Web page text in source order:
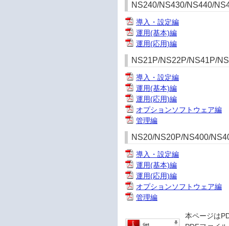
NS240/NS430/NS440/
導入・設定編
運用(基本)編
運用(応用)編
NS21P/NS22P/NS41P/
導入・設定編
運用(基本)編
運用(応用)編
オプションソフトウェア編
管理編
NS20/NS20P/NS400/
導入・設定編
運用(基本)編
運用(応用)編
オプションソフトウェア編
管理編
本ページは